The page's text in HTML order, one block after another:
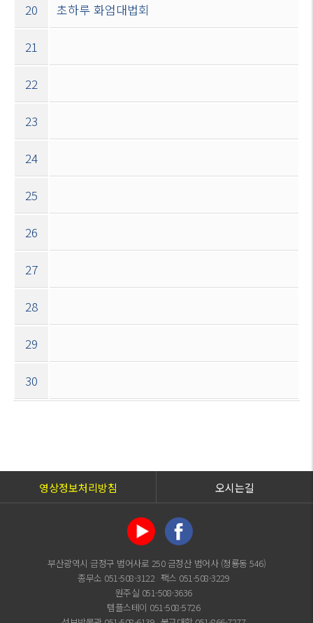
20 초하루 화엄대법회
21
22
23
24
25
26
27
28
29
30
영상정보처리방침 오시는길
부산광역시 금정구 범어사로 250 금정산 범어사 (청룡동 546)
종무소 051-508-3122 팩스 051-508-3229
원주실 051-508-3636
템플스테이 051-508-5726